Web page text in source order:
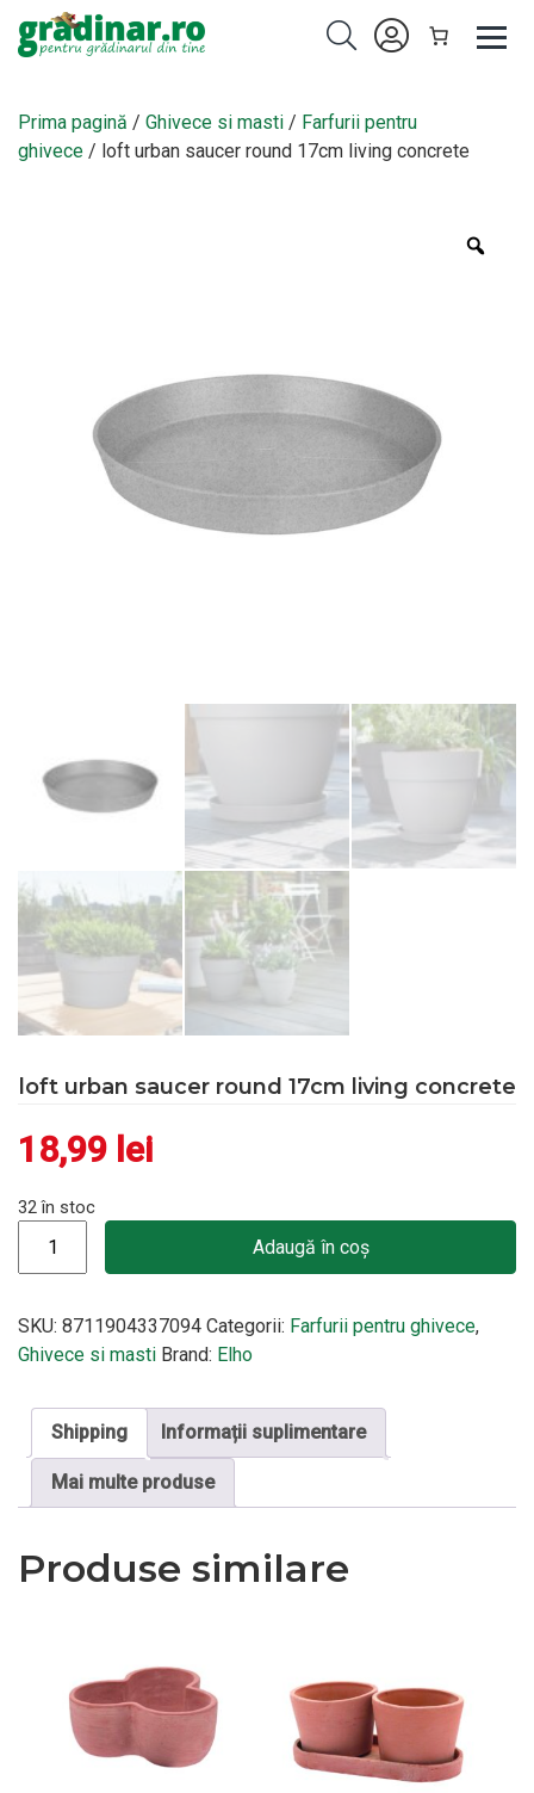
Prima pagină / Ghivece si masti / Farfurii pentru
ghivece / loft urban saucer round 17cm living concrete
loft urban saucer round 17cm living concrete
18,99 lei
32 în stoc
Adaugă în coș
SKU: 8711904337094 Categorii: Farfurii pentru ghivece,
Ghivece si masti Brand: Elho
Shipping Informații suplimentare
Mai multe produse
Produse similare